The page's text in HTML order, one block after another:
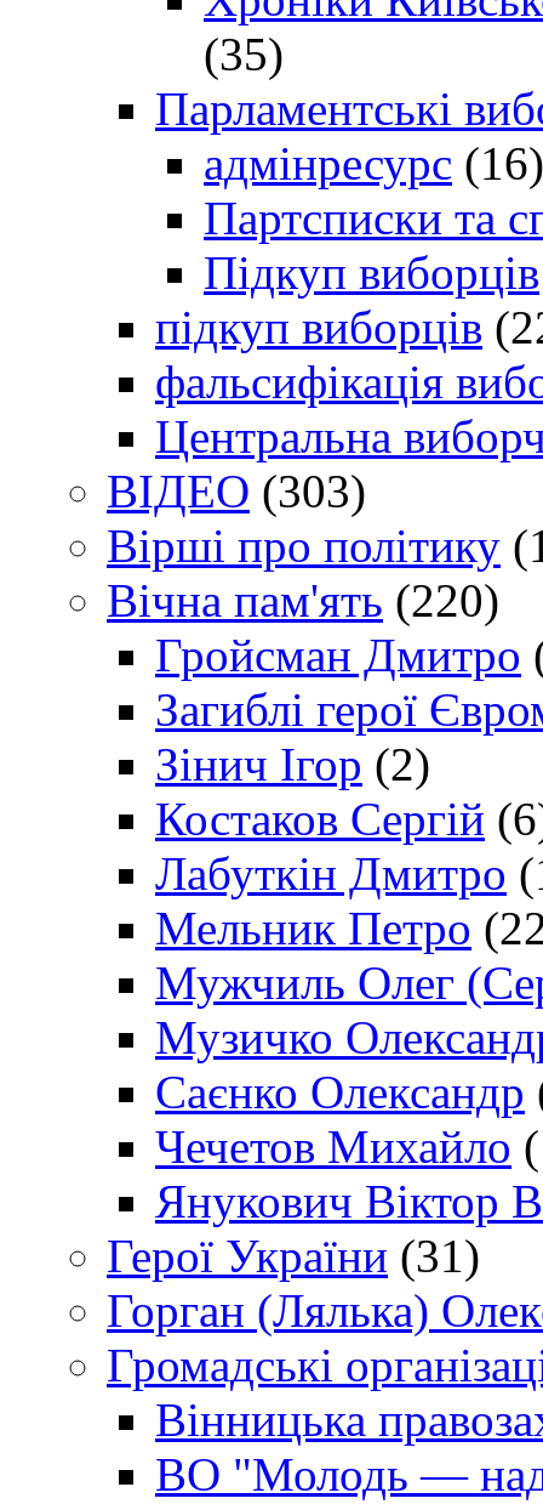
(35)
Парламентські
адмінресурс (16)
Партсписки та
Підкуп виборців
підкуп виборців
фальсифікація
Центральна
ВІДЕО (303)
Вірші про політику
Вічна пам'ять (220)
Гройсман Дмитро
Загиблі герої
Зінич Ігор (2)
Костаков Сергій
Лабуткін Дмитро
Мельник Петро
Мужчиль Олег
Музичко
Саєнко Олександр
Чечетов Михайло
Янукович Віктор
Герої України (31)
Горган (Лялька)
Громадські
Вінницька
ВО "Молодь —